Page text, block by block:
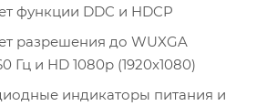
функции DDC и HDCP
разрешения до WUXGA
Гц и HD 1080p (1920x1080)
индикаторы питания и